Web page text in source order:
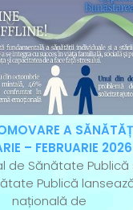
A
– FEBRUARIE 2026
de Sănătate Publică
Publică
națională de